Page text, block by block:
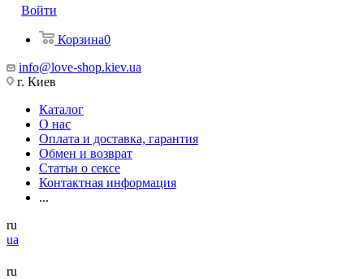
Войти
Корзина0
info@love-shop.kiev.ua
г. Киев
Каталог
О нас
Оплата и доставка, гарантия
Обмен и возврат
Статьи о сексе
Контактная информация
...
ru
ua
ru